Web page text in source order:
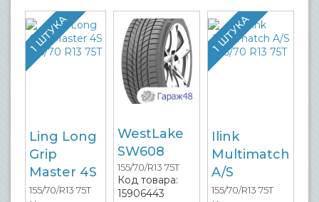
1 ШТУКА
Ling Long
Grip
Master 4S
155/70/R13 75T
WestLake
SW608
155/70/R13 75T
Код товара:
15906443
1 ШТУКА
Ilink
Multimatch
A/S
155/70/R13 75T